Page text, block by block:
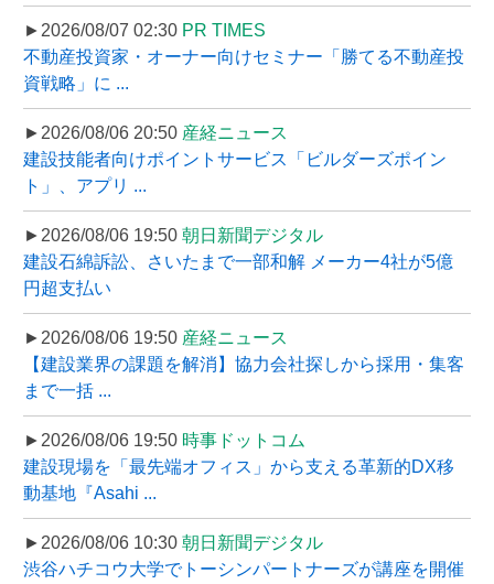
►2026/08/07 02:30 PR TIMES
不動産投資家・オーナー向けセミナー「勝てる不動産投
資戦略」に ...
►2026/08/06 20:50 産経ニュース
建設技能者向けポイントサービス「ビルダーズポイン
ト」、アプリ ...
►2026/08/06 19:50 朝日新聞デジタル
建設石綿訴訟、さいたまで一部和解 メーカー4社が5億
円超支払い
►2026/08/06 19:50 産経ニュース
【建設業界の課題を解消】協力会社探しから採用・集客
まで一括 ...
►2026/08/06 19:50 時事ドットコム
建設現場を「最先端オフィス」から支える革新的DX移
動基地『Asahi ...
►2026/08/06 10:30 朝日新聞デジタル
渋谷ハチコウ大学でトーシンパートナーズが講座を開催